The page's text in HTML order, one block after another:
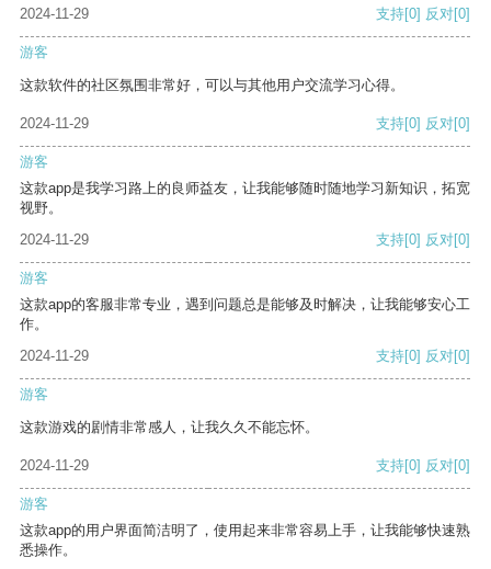
2024-11-29
支持[0] 反对[0]
游客
这款软件的社区氛围非常好，可以与其他用户交流学习心得。
2024-11-29 支持[0] 反对[0]
游客
这款app是我学习路上的良师益友，让我能够随时随地学习新知识，拓宽
视野。
2024-11-29
支持[0] 反对[0]
游客
这款app的客服非常专业，遇到问题总是能够及时解决，让我能够安心工
作。
2024-11-29
支持[0] 反对[0]
游客
这款游戏的剧情非常感人，让我久久不能忘怀。
2024-11-29 支持[0] 反对[0]
游客
这款app的用户界面简洁明了，使用起来非常容易上手，让我能够快速熟
悉操作。